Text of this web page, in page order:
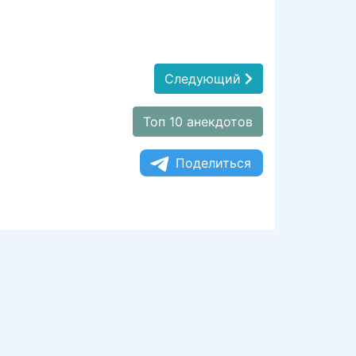
Следующий
Топ 10 анекдотов
Поделиться